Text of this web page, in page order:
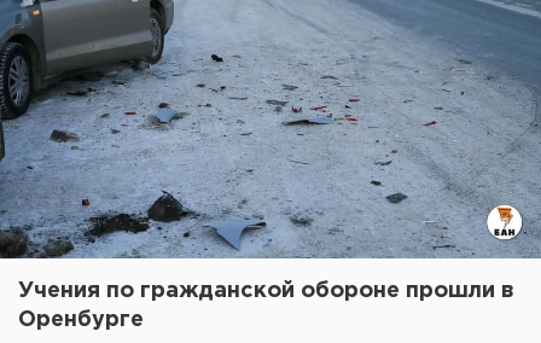
Учения по гражданской обороне прошли в
Оренбурге